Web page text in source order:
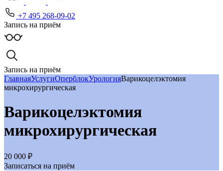
+7 495 268-09-02
Запись на приём
Запись на приём
ГлавнаяУслугиОперблокУрологияВарикоцелэктомия
микрохирургическая
Варикоцелэктомия
микрохирургическая
20 000 ₽
Записаться на приём